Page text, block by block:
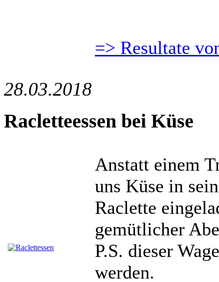
=> Resultate
28.03.2018
Racletteessen bei Küse
Anstatt einem
uns Küse in
Raclette
gemütlicher
P.S. dieser
werden.